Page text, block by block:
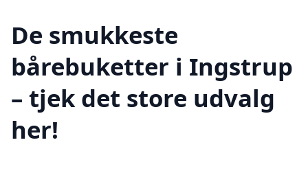
De smukkeste
bårebuketter i Ingstrup
– tjek det store udvalg
her!